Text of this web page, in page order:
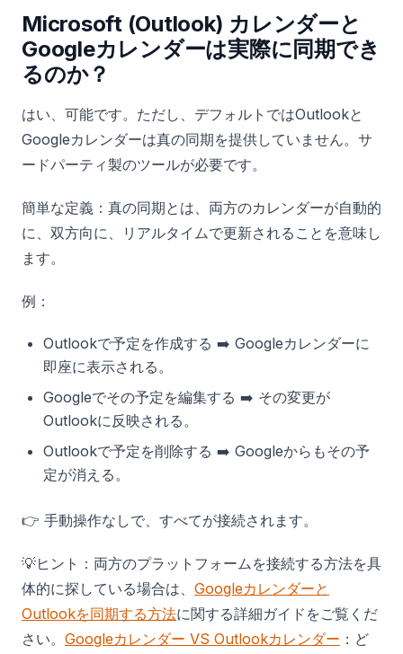
Microsoft (Outlook) カレンダーと
Googleカレンダーは実際に同期でき
るのか？
はい、可能です。ただし、デフォルトではOutlookと
Googleカレンダーは真の同期を提供していません。サ
ードパーティ製のツールが必要です。
簡単な定義：真の同期とは、両方のカレンダーが自動的
に、双方向に、リアルタイムで更新されることを意味し
ます。
例：
Outlookで予定を作成する ➡️ Googleカレンダーに
即座に表示される。
Googleでその予定を編集する ➡️ その変更が
Outlookに反映される。
Outlookで予定を削除する ➡️ Googleからもその予
定が消える。
👉 手動操作なしで、すべてが接続されます。
💡ヒント：両方のプラットフォームを接続する方法を具
体的に探している場合は、 Googleカレンダーと
Outlookを同期する方法に関する詳細ガイドをご覧くだ
さい。 Googleカレンダー VS Outlookカレンダー ：ど